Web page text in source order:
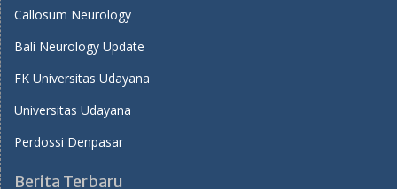
Callosum Neurology
Bali Neurology Update
FK Universitas Udayana
Universitas Udayana
Perdossi Denpasar
Berita Terbaru